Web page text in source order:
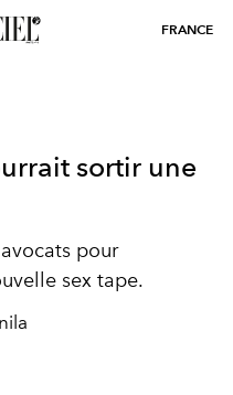
FRANCE
sortir une
pour
sex tape.